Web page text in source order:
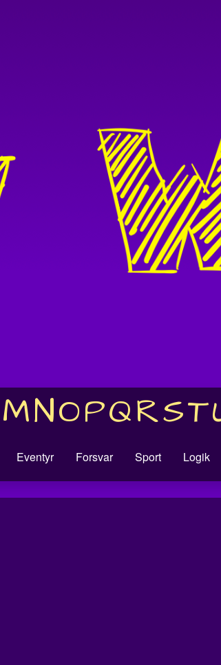
MNOPQRST
Eventyr Forsvar Sport Logik